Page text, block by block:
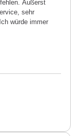
Äußerst
sehr
würde immer